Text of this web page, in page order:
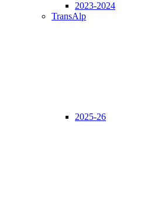
2023-2024
TransAlp
2025-26